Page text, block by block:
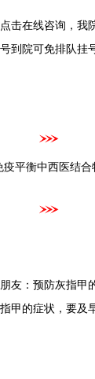
在线咨询，我
到院可免排队挂
平衡中西医结合
：预防灰指甲
甲的症状，要